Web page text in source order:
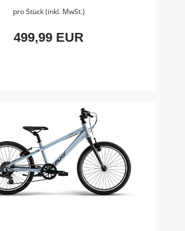
pro Stück (inkl. MwSt.)
499,99 EUR